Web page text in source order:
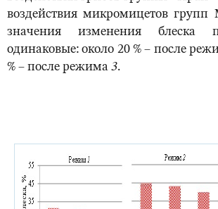
воздействия микромицетов
значения изменения блеска
одинаковые: около 20 % ‒ после
% ‒ после режима 3.